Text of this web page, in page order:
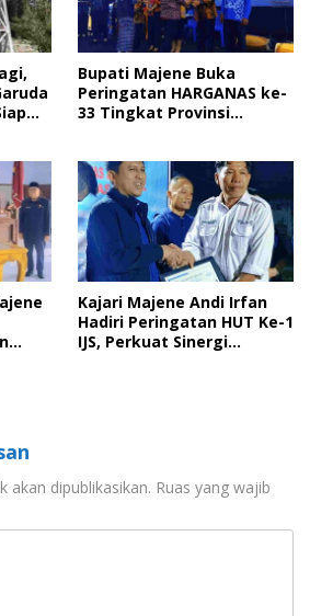
Bupati Majene Buka
Peringatan HARGANAS ke-
33 Tingkat Provinsi
Keluarga
Kajari Majene Andi Irfan
Hadiri Peringatan HUT Ke-1
IJS, Perkuat Sinergi
akan dipublikasikan. Ruas yang wajib